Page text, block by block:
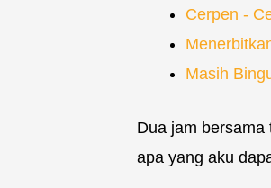
Cerpen -
Masih
Dua jam
apa yang aku